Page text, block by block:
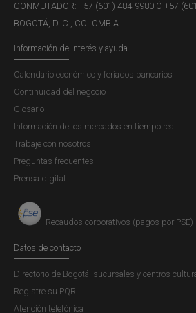
CONMUTADOR: +57 (601) 484-9980 Ó +57
BOGOTÁ, D. C., COLOMBIA
Información de interés y ayuda
Calendario económico y feriados bancarios
Continuidad del negocio
Glosario
Información de los mercados en tiempo real
Trabaje con nosotros
Preguntas frecuentes
Prensa digital
Recaudos corporativos (pagos por PSE)
Datos de contacto
Directorio de Bogotá, sucursales y centros
Registre su PQR
Atención telefónica